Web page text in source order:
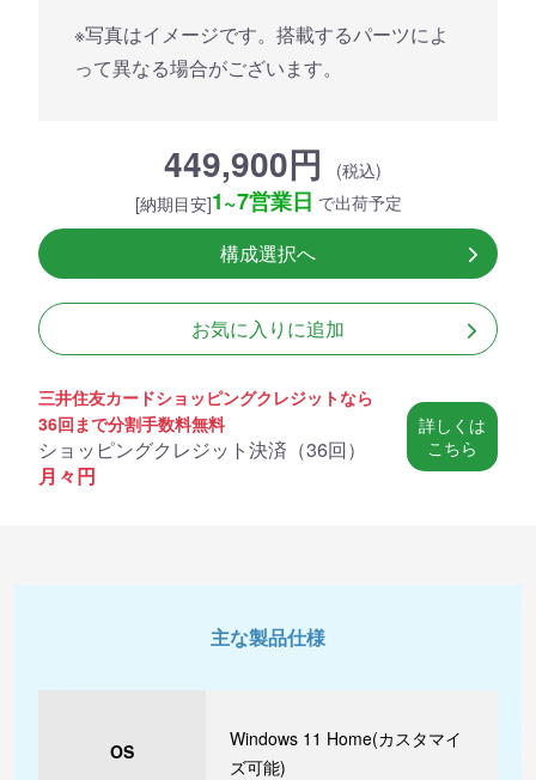
※写真はイメージです。搭載するパーツによ
って異なる場合がございます。
449,900円
(税込)
[納期目安]1~7営業日 で出荷予定
構成選択へ
お気に入りに追加
三井住友カードショッピングクレジットなら
36回まで分割手数料無料
ショッピングクレジット決済（36回）
月々円
詳しくは
こちら
主な製品仕様
OS
Windows 11 Home(カスタマイ
ズ可能)